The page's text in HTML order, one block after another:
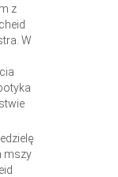
z
W
mszy